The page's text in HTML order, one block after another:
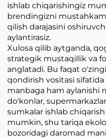
ishlab chiqarishingiz
brendingizni
qilish darajasini
aylantirasiz.
Xulosa qilib aytganda,
strategik mustaqillik va
anglatadi. Bu faqat
qondirish vositasi
manbaga ham aylanishi
do'konlar,
sumkalar ishlab
mumkin, shu tariqa
bozoridagi daromad